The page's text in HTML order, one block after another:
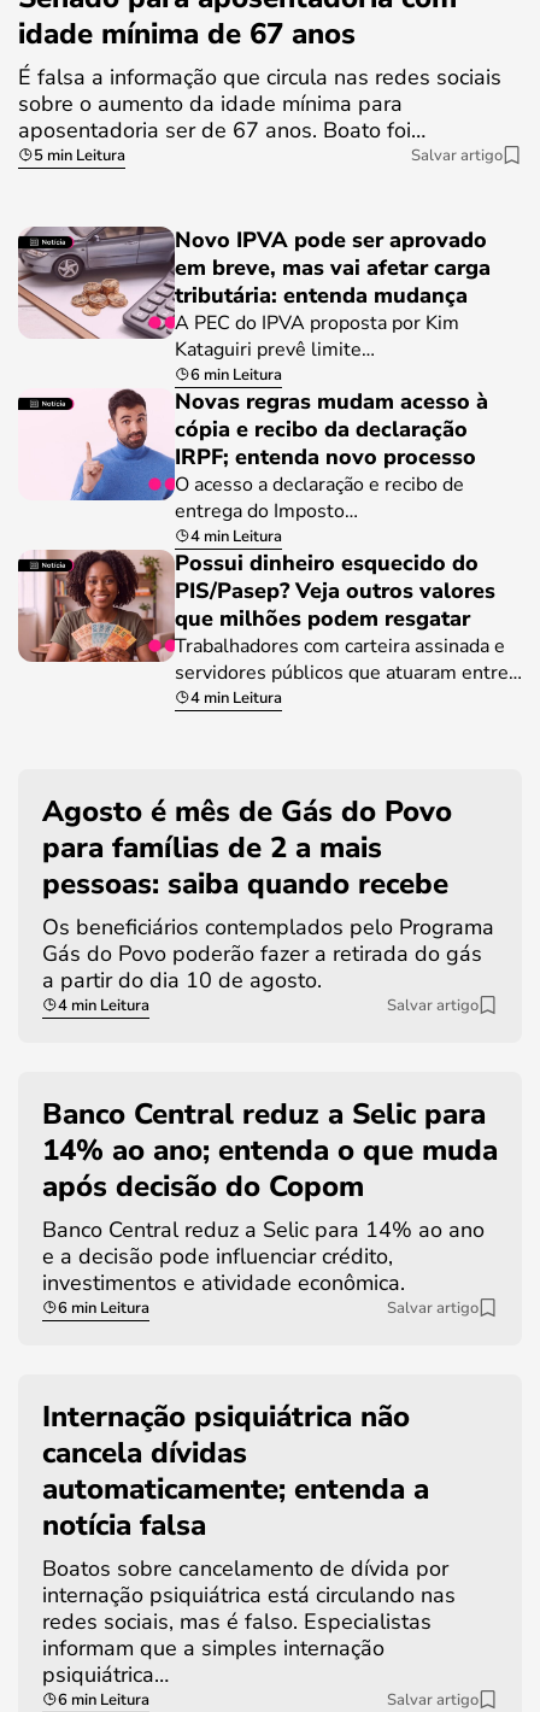
idade mínima de 67 anos
É falsa a informação que circula nas redes sociais
sobre o aumento da idade mínima para
aposentadoria ser de 67 anos. Boato foi…
5 min Leitura Salvar artigo
Novo IPVA pode ser aprovado
em breve, mas vai afetar carga
tributária: entenda mudança
A PEC do IPVA proposta por Kim
Kataguiri prevê limite…
6 min Leitura
Novas regras mudam acesso à
cópia e recibo da declaração
IRPF; entenda novo processo
O acesso a declaração e recibo de
entrega do Imposto…
4 min Leitura
Possui dinheiro esquecido do
PIS/Pasep? Veja outros valores
que milhões podem resgatar
Trabalhadores com carteira assinada e
servidores públicos que atuaram entre…
4 min Leitura
Agosto é mês de Gás do Povo
para famílias de 2 a mais
pessoas: saiba quando recebe
Os beneficiários contemplados pelo Programa
Gás do Povo poderão fazer a retirada do gás
a partir do dia 10 de agosto.
4 min Leitura Salvar artigo
Banco Central reduz a Selic para
14% ao ano; entenda o que muda
após decisão do Copom
Banco Central reduz a Selic para 14% ao ano
e a decisão pode influenciar crédito,
investimentos e atividade econômica.
6 min Leitura Salvar artigo
Internação psiquiátrica não
cancela dívidas
automaticamente; entenda a
notícia falsa
Boatos sobre cancelamento de dívida por
internação psiquiátrica está circulando nas
redes sociais, mas é falso. Especialistas
informam que a simples internação
psiquiátrica…
6 min Leitura Salvar artigo